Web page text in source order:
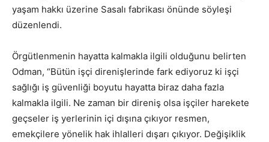
yaşam hakkı üzerine Sasalı fabrikası önünde söyleşi
düzenlendi.
Örgütlenmenin hayatta kalmakla ilgili olduğunu belirten
Odman, “Bütün işçi direnişlerinde fark ediyoruz ki işçi
sağlığı iş güvenliği boyutu hayatta biraz daha fazla
kalmakla ilgili. Ne zaman bir direniş olsa işçiler harekete
geçseler iş yerlerinin içi dışına çıkıyor resmen,
emekçilere yönelik hak ihlalleri dışarı çıkıyor. Değişiklik